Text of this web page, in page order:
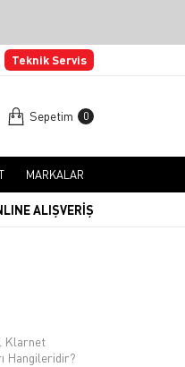
Teknik Servis
Sepetim 0
MARKALAR
ALIŞVERİŞ
Klarnet
Hangileridir?